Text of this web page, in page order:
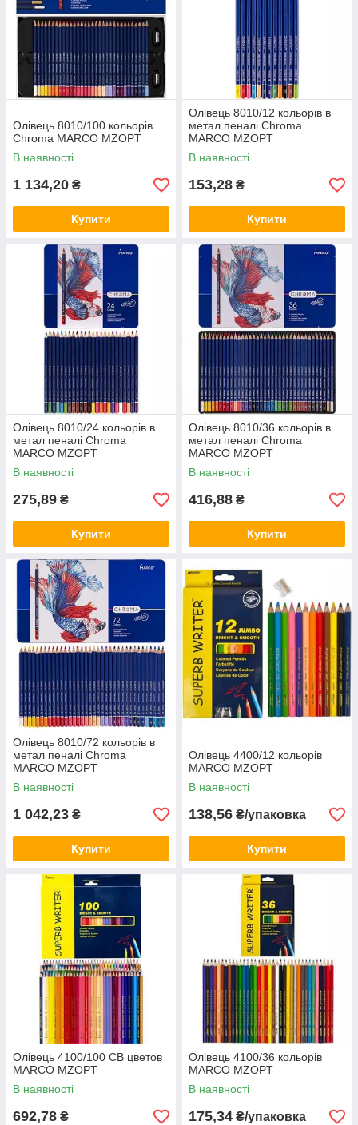
Олівець 8010/100 кольорів
Chroma MARCO MZOPT
В наявності
1 134,20 ₴
Купити
Олівець 8010/12 кольорів в
метал пеналі Chroma
MARCO MZOPT
В наявності
153,28 ₴
Купити
Олівець 8010/24 кольорів в
метал пеналі Chroma
MARCO MZOPT
В наявності
275,89 ₴
Купити
Олівець 8010/36 кольорів в
метал пеналі Chroma
MARCO MZOPT
В наявності
416,88 ₴
Купити
Олівець 8010/72 кольорів в
метал пеналі Chroma
MARCO MZOPT
В наявності
1 042,23 ₴
Купити
Олівець 4400/12 кольорів
MARCO MZOPT
В наявності
138,56 ₴/упаковка
Купити
Олівець 4100/100 СВ цветов
MARCO MZOPT
В наявності
692,78 ₴
Олівець 4100/36 кольорів
MARCO MZOPT
В наявності
175,34 ₴/упаковка